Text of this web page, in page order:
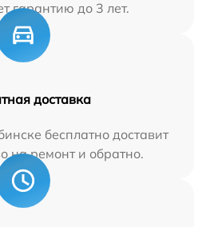
гарантию до 3 лет.
доставка
бесплатно доставит
на ремонт и обратно.